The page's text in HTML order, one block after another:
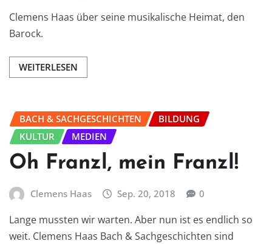
Clemens Haas über seine musikalische Heimat, den
Barock.
WEITERLESEN
BACH & SACHGESCHICHTEN
BILDUNG
KULTUR
MEDIEN
Oh Franzl, mein Franzl!
Clemens Haas Sep. 20, 2018 0
Lange mussten wir warten. Aber nun ist es endlich so
weit. Clemens Haas Bach & Sachgeschichten sind